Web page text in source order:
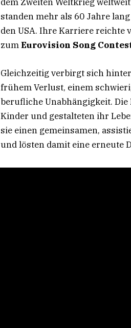
dem Zweiten Weltkrieg
standen mehr als 60 Jahre
den USA. Ihre Karriere reichte
zumEurovision Song
Gleichzeitig verbirgt sich
frühem Verlust, einem
berufliche Unabhängigkeit. Die
Kinder und gestalteten ihr
sie einen gemeinsamen,
und lösten damit eine erneute